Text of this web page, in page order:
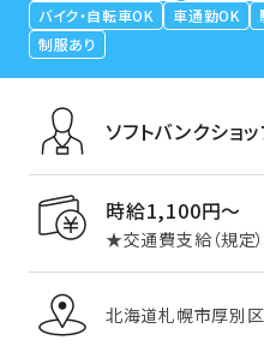
バイク・自転車OK
車通勤OK
制服あり
ソフトバンクショ
時給1,100円〜
★交通費支給（規定）
北海道札幌市厚別